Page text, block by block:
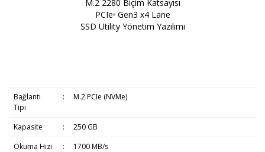
M.2 2280 Biçim Katsayısı
PCIe®Gen3 x4 Lane
SSD Utility Yönetim Yazılımı
Bağlantı
Tipi
: M.2 PCIe (NVMe)
Kapasite :
250 GB
Okuma Hızı
:
1700 MB/s